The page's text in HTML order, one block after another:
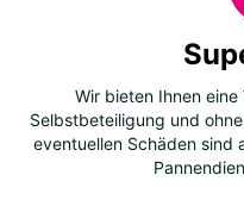
Wir bieten Ihnen
Selbstbeteiligung und
eventuellen Schäden sind